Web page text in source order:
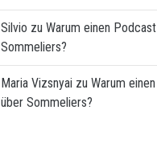
Silvio zu Warum einen
Sommeliers?
Maria Vizsnyai zu Warum
über Sommeliers?